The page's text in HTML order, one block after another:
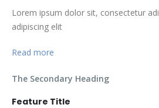
Lorem ipsum dolor sit, consectetur
adipiscing elit
Read more
The Secondary Heading
Feature Title